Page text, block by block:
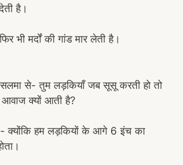
है।
भी मर्दों की गांड मार लेती है।
सलमा से- तुम लड़कियाँ जब सूसू करती हो तो
क्यों आती है?
क्योंकि हम लड़कियों के आगे 6 इंच का